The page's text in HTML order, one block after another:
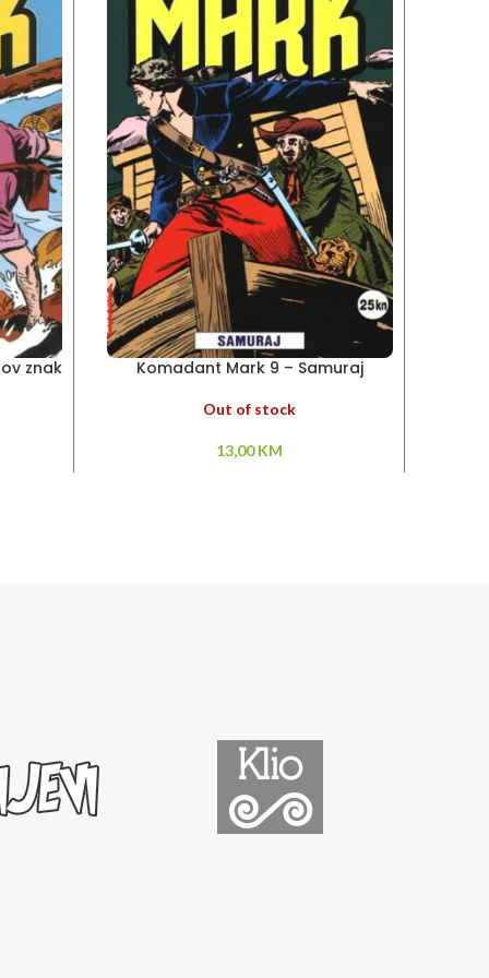
znak Komadant Mark 9 – Samuraj
Out of stock
13,00KM